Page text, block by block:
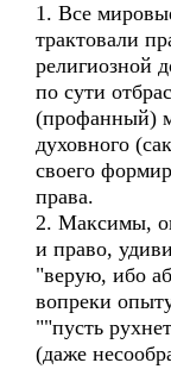
1. Все
трактовали
религиозной
по сути
(профанный)
духовного
своего
права.
2. Максимы,
и право,
"верую, ибо
вопреки
""пусть
(даже